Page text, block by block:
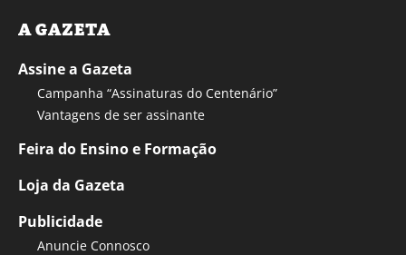
A GAZETA
Assine a Gazeta
Campanha “Assinaturas do Centenário”
Vantagens de ser assinante
Feira do Ensino e Formação
Loja da Gazeta
Publicidade
Anuncie Connosco